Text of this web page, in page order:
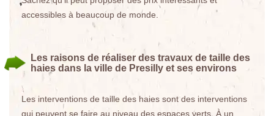
accessibles à beaucoup de monde.
Les raisons de réaliser des travaux de taille des
haies dans la ville de Presilly et ses environs
Les interventions de taille des haies sont des interventions
qui peuvent se faire au niveau des espaces verts. À un